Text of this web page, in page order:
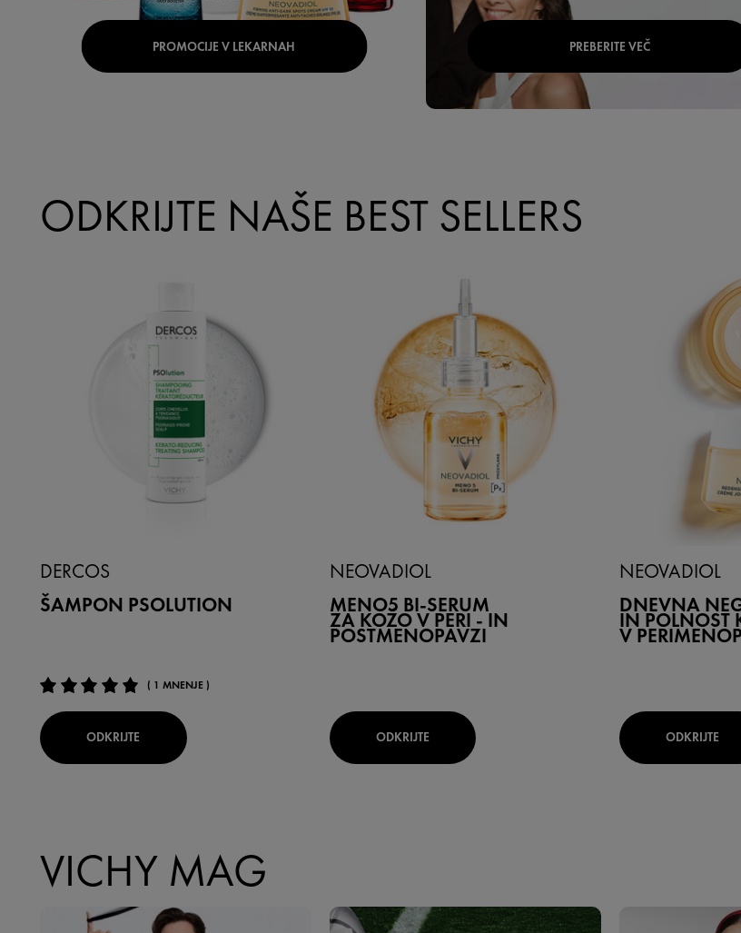
PROMOCIJE V LEKARNAH PREBERITE VEČ
ODKRIJTE NAŠE BEST SELLERS
DERCOS
ŠAMPON PSOLUTION
( 1 MNENJE )
ODKRIJTE
NEOVADIOL
MENO5 BI-SERUM
ZA KOŽO V PERI - IN
POSTMENOPAVZI
ODKRIJTE
NEOVADIOL
DNEVNA
IN POLNOST
V
ODKRIJTE
VICHY MAG